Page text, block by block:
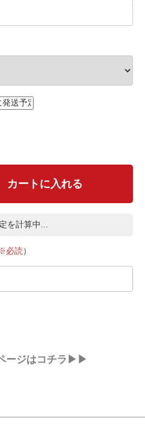
カートに入れる
を計算中...
必読）
ージはコチラ▶▶